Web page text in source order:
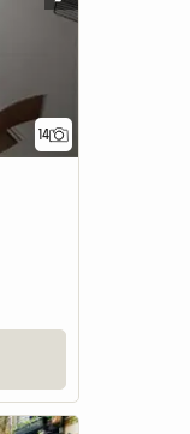
14